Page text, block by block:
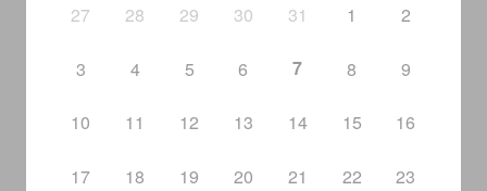
27
28 29 30 31 1 2
3 4 5 6 7 8 9
10 11 12 13 14 15 16
17 18 19 20 21 22 23